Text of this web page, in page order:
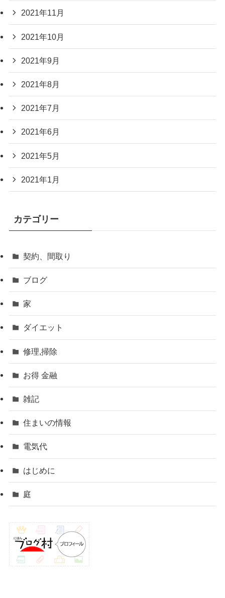
2021年11月
2021年10月
2021年9月
2021年8月
2021年7月
2021年6月
2021年5月
2021年1月
カテゴリー
契約、間取り
ブログ
家
ダイエット
修理,掃除
お得 金融
雑記
住まいの情報
電気代
はじめに
庭